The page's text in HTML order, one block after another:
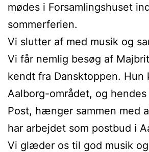
mødes i Forsamlingshuset
sommerferien.
Vi slutter af med musik og
Vi får nemlig besøg af
kendt fra Dansktoppen. Hun
Aalborg-området, og
Post, hænger sammen med
har arbejdet som postbud i
Vi glæder os til god musik